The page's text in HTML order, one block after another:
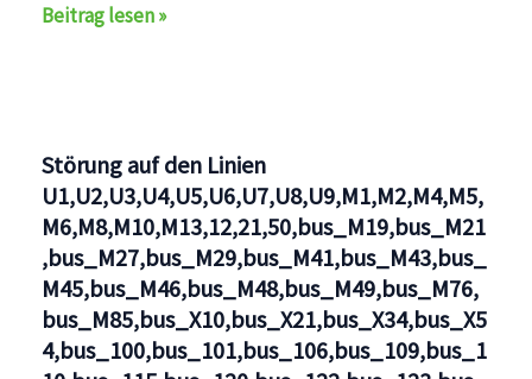
Störung
Beitrag lesen »
Störung auf den Linien
U1,U2,U3,U4,U5,U6,U7,U8,U9,M1,M2,M4,M5,
M6,M8,M10,M13,12,21,50,bus_M19,bus_M21
,bus_M27,bus_M29,bus_M41,bus_M43,bus_
M45,bus_M46,bus_M48,bus_M49,bus_M76,
bus_M85,bus_X10,bus_X21,bus_X34,bus_X5
4,bus_100,bus_101,bus_106,bus_109,bus_1